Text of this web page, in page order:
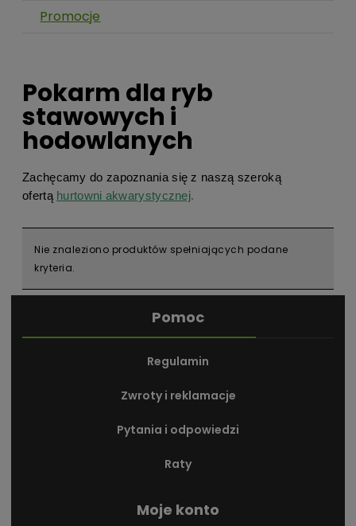
Promocje
Pokarm dla ryb
stawowych i
hodowlanych
Zachęcamy do zapoznania się z naszą szeroką
ofertą hurtowni akwarystycznej.
Nie znaleziono produktów spełniających podane
kryteria.
Pomoc
Regulamin
Zwroty i reklamacje
Pytania i odpowiedzi
Raty
Moje konto